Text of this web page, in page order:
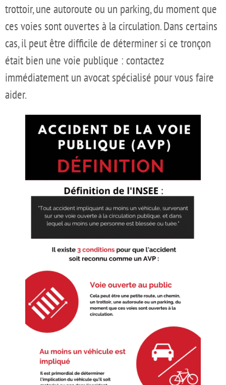
trottoir, une autoroute ou un parking, du moment que
ces voies sont ouvertes à la circulation. Dans certains
cas, il peut être difficile de déterminer si ce tronçon
était bien une voie publique : contactez
immédiatement un avocat spécialisé pour vous faire
aider.